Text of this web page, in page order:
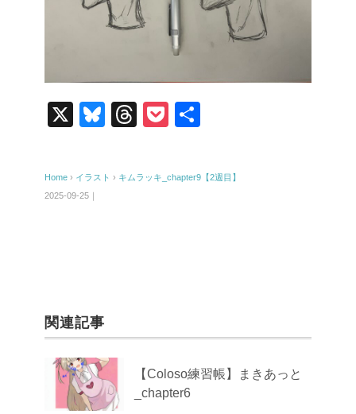
X
Bl
sk
T
a
P
et
Home › イラスト › キムラッキ_chapter9【2週目】
2025-09-25｜
関連記事
【Coloso練習帳】まきあっと
_chapter6